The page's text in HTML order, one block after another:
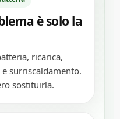
è solo la
ricarica,
surriscaldamento.
sostituirla.